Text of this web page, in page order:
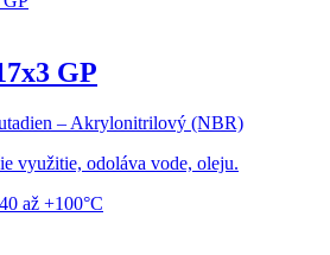
GP
– Akrylonitrilový (NBR)
využitie, odoláva vode, oleju.
až +100°C